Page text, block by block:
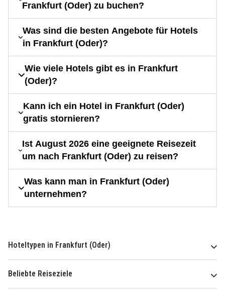
Frankfurt (Oder) zu buchen?
Was sind die besten Angebote für Hotels
in Frankfurt (Oder)?
Wie viele Hotels gibt es in Frankfurt
(Oder)?
Kann ich ein Hotel in Frankfurt (Oder)
gratis stornieren?
Ist August 2026 eine geeignete Reisezeit
um nach Frankfurt (Oder) zu reisen?
Was kann man in Frankfurt (Oder)
unternehmen?
Hoteltypen in Frankfurt (Oder)
Beliebte Reiseziele